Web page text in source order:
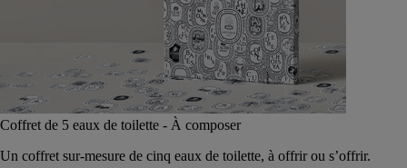
Coffret de 5 eaux de toilette - À composer
Un coffret sur-mesure de cinq eaux de toilette, à offrir ou s’offrir.